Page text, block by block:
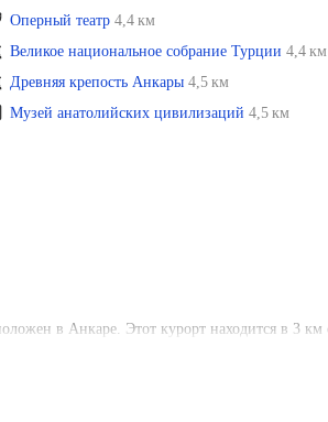
Оперный театр 4,4 км
Великое национальное собрание Турции 4,4 км
Древняя крепость Анкары 4,5 км
Музей анатолийских цивилизаций 4,5 км
в Анкаре. Этот курорт находится в 3 км